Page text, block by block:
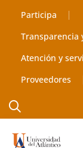
Participa
Transparencia
Atención y
Proveedores